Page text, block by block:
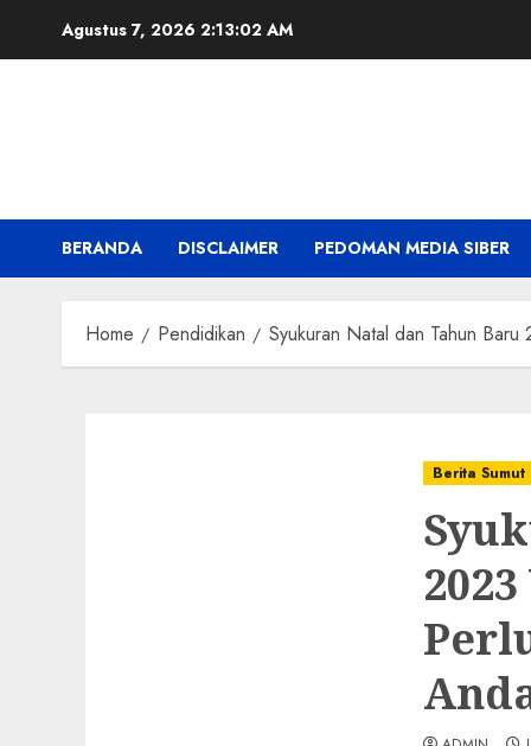
Agustus 7, 2026 2:13:04 AM
BERANDA DISCLAIMER PEDOMAN MEDIA SIBER
Home Pendidikan Syukuran Natal dan Tahun
Berita Sumut